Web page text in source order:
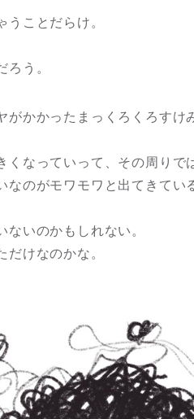
うことだらけ。
ろう。
がかかったまっくろくろすけ
くなっていって、その周りで
なのがモワモワと出てきてい
ないのかもしれない。
だけなのかな。